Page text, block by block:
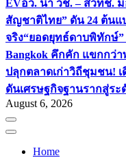
EVอว. นำ วช. – สวทช.
สัญชาติไทย” ดัน 24 ต้นแ
จริง“ยอดยุทธ์ดาบพิทักษ์”
Bangkok คึกคัก แขกกว่
ปลุกตลาดเก่าวิถีชุมชน!
ดันเศรษฐกิจฐานรากสู่ระ
August 6, 2026
Home